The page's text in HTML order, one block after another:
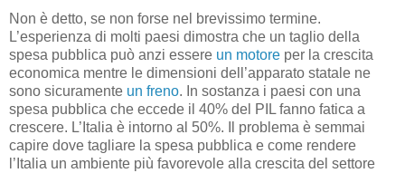
Non è detto, se non forse nel brevissimo termine.
L’esperienza di molti paesi dimostra che un taglio della
spesa pubblica può anzi essere un motore per la crescita
economica mentre le dimensioni dell’apparato statale ne
sono sicuramente un freno. In sostanza i paesi con una
spesa pubblica che eccede il 40% del PIL fanno fatica a
crescere. L’Italia è intorno al 50%. Il problema è semmai
capire dove tagliare la spesa pubblica e come rendere
l’Italia un ambiente più favorevole alla crescita del settore